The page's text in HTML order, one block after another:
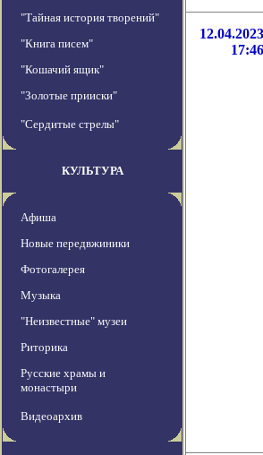
"Тайная история творений"
"Книга писем"
"Кошачий ящик"
"Золотые прииски"
"Сердитые стрелы"
КУЛЬТУРА
Афиша
Новые передвжиники
Фотогалерея
Музыка
"Неизвестные" музеи
Риторика
Русские храмы и
монастыри
Видеоархив
12.04.2023
17:46